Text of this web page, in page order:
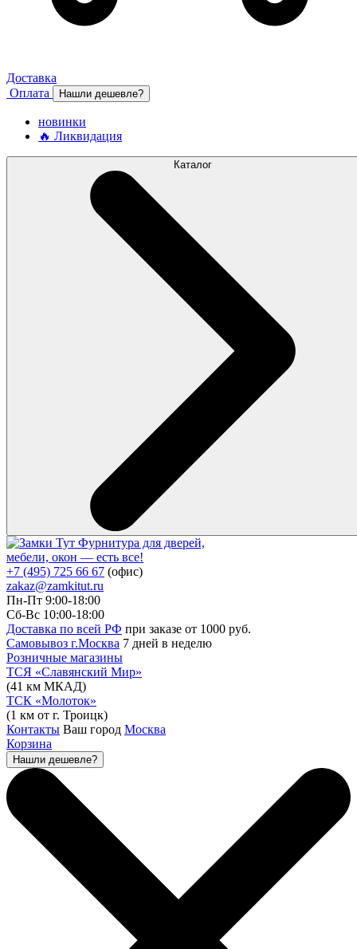
Доставка
Оплата
Нашли дешевле?
новинки
🔥 Ликвидация
Каталог
Фурнитура для дверей,
мебели, окон — есть все!
+7 (495) 725 66 67 (офис)
zakaz@zamkitut.ru
Пн-Пт 9:00-18:00
Сб-Вс 10:00-18:00
Доставка по всей РФ при заказе от 1000 руб.
Самовывоз г.Москва 7 дней в неделю
Розничные магазины
ТСЯ «Славянский Мир»
(41 км МКАД)
ТСК «Молоток»
(1 км от г. Троицк)
Контакты Ваш город Москва
Корзина
Нашли дешевле?